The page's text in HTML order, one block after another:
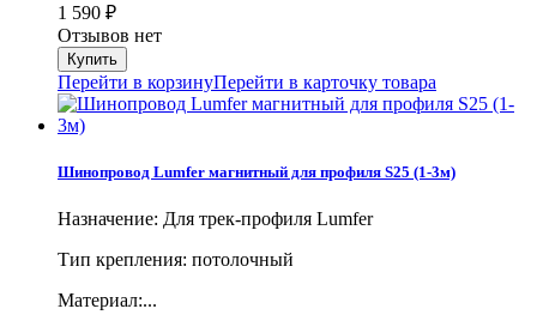
1 590 ₽
Отзывов нет
Перейти в корзинуПерейти в карточку товара
Шинопровод Lumfer магнитный для профиля S25 (1-3м)
Назначение: Для трек-профиля Lumfer
Тип крепления: потолочный
Материал:...